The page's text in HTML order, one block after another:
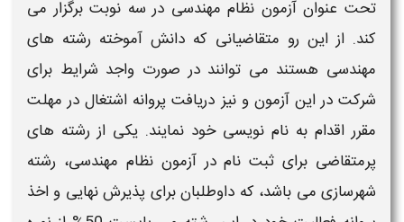
تحت عنوانآزمون نظام مهندسی در سه نوبت برگزار می
کند. از این رو متقاضیانی که دانش آموخته رشته های
مهندسی هستند می توانند در صورت واجد شرایط برای
شرکت در این آزمون و نیز دریافت پروانه اشتغال در مهلت
مقرر اقدام به نام نویسی خود نمایند. یکی از رشته های
پرمتقاضی برای ثبت نام درآزمون نظام مهندسی، رشته
شهرسازی می باشد، که داوطلبان برای پذیرش نهایی و اخذ